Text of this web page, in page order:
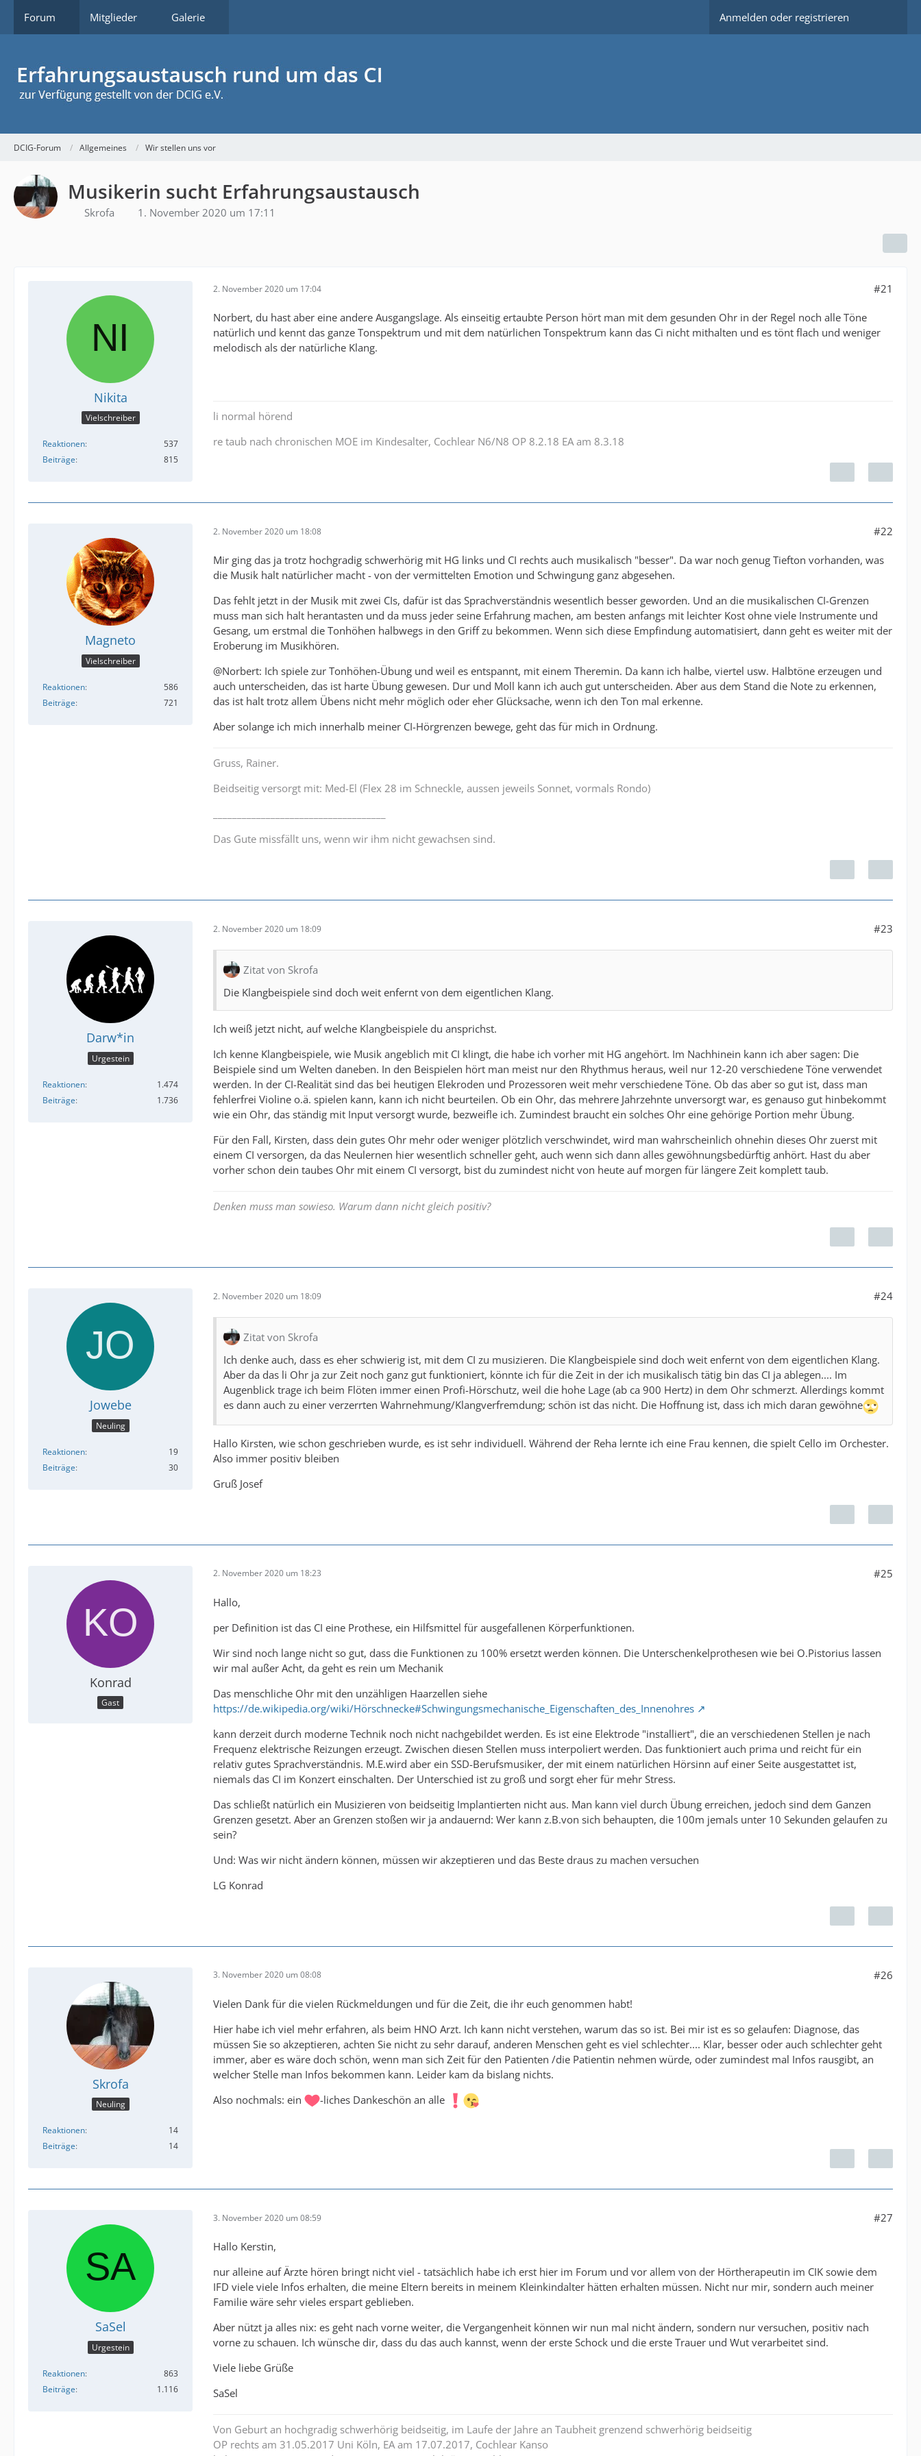
Forum Mitglieder Galerie Anmelden oder registrieren
DCIG-Forum Allgemeines Wir stellen uns vor
Musikerin sucht Erfahrungsaustausch
Skrofa 1. November 2020 um 17:11
Nikita
Vielschreiber
Reaktionen
537
Beiträge
815
2. November 2020 um 17:04 #21
Norbert, du hast aber eine andere Ausgangslage. Als einseitig ertaubte Person hört man mit dem gesunden Ohr in der Regel noch alle Töne
natürlich und kennt das ganze Tonspektrum und mit dem natürlichen Tonspektrum kann das Ci nicht mithalten und es tönt flach und weniger
melodisch als der natürliche Klang.
li normal hörend
re taub nach chronischen MOE im Kindesalter, Cochlear N6/N8 OP 8.2.18 EA am 8.3.18
Magneto
Vielschreiber
Reaktionen
586
Beiträge
721
2. November 2020 um 18:08 #22
Mir ging das ja trotz hochgradig schwerhörig mit HG links und CI rechts auch musikalisch "besser". Da war noch genug Tiefton vorhanden, was
die Musik halt natürlicher macht - von der vermittelten Emotion und Schwingung ganz abgesehen.
Das fehlt jetzt in der Musik mit zwei CIs, dafür ist das Sprachverständnis wesentlich besser geworden. Und an die musikalischen CI-Grenzen
muss man sich halt herantasten und da muss jeder seine Erfahrung machen, am besten anfangs mit leichter Kost ohne viele Instrumente und
Gesang, um erstmal die Tonhöhen halbwegs in den Griff zu bekommen. Wenn sich diese Empfindung automatisiert, dann geht es weiter mit der
Eroberung im Musikhören.
@Norbert: Ich spiele zur Tonhöhen-Übung und weil es entspannt, mit einem Theremin. Da kann ich halbe, viertel usw. Halbtöne erzeugen und
auch unterscheiden, das ist harte Übung gewesen. Dur und Moll kann ich auch gut unterscheiden. Aber aus dem Stand die Note zu erkennen,
das ist halt trotz allem Übens nicht mehr möglich oder eher Glücksache, wenn ich den Ton mal erkenne.
Aber solange ich mich innerhalb meiner CI-Hörgrenzen bewege, geht das für mich in Ordnung.
Gruss, Rainer.
Beidseitig versorgt mit: Med-El (Flex 28 im Schneckle, aussen jeweils Sonnet, vormals Rondo)
Das Gute missfällt uns, wenn wir ihm nicht gewachsen sind.
Darw*in
Urgestein
Reaktionen
1.474
Beiträge
1.736
2. November 2020 um 18:09 #23
Zitat von Skrofa
Die Klangbeispiele sind doch weit enfernt von dem eigentlichen Klang.
Ich weiß jetzt nicht, auf welche Klangbeispiele du ansprichst.
Ich kenne Klangbeispiele, wie Musik angeblich mit CI klingt, die habe ich vorher mit HG angehört. Im Nachhinein kann ich aber sagen: Die
Beispiele sind um Welten daneben. In den Beispielen hört man meist nur den Rhythmus heraus, weil nur 12-20 verschiedene Töne verwendet
werden. In der CI-Realität sind das bei heutigen Elekroden und Prozessoren weit mehr verschiedene Töne. Ob das aber so gut ist, dass man
fehlerfrei Violine o.ä. spielen kann, kann ich nicht beurteilen. Ob ein Ohr, das mehrere Jahrzehnte unversorgt war, es genauso gut hinbekommt
wie ein Ohr, das ständig mit Input versorgt wurde, bezweifle ich. Zumindest braucht ein solches Ohr eine gehörige Portion mehr Übung.
Für den Fall, Kirsten, dass dein gutes Ohr mehr oder weniger plötzlich verschwindet, wird man wahrscheinlich ohnehin dieses Ohr zuerst mit
einem CI versorgen, da das Neulernen hier wesentlich schneller geht, auch wenn sich dann alles gewöhnungsbedürftig anhört. Hast du aber
vorher schon dein taubes Ohr mit einem CI versorgt, bist du zumindest nicht von heute auf morgen für längere Zeit komplett taub.
Denken muss man sowieso. Warum dann nicht gleich positiv?
Jowebe
Neuling
Reaktionen
19
Beiträge
30
2. November 2020 um 18:09 #24
Zitat von Skrofa
Ich denke auch, dass es eher schwierig ist, mit dem CI zu musizieren. Die Klangbeispiele sind doch weit enfernt von dem eigentlichen Klang.
Aber da das li Ohr ja zur Zeit noch ganz gut funktioniert, könnte ich für die Zeit in der ich musikalisch tätig bin das CI ja ablegen.... Im
Augenblick trage ich beim Flöten immer einen Profi-Hörschutz, weil die hohe Lage (ab ca 900 Hertz) in dem Ohr schmerzt. Allerdings kommt
es dann auch zu einer verzerrten Wahrnehmung/Klangverfremdung; schön ist das nicht. Die Hoffnung ist, dass ich mich daran gewöhne
Hallo Kirsten, wie schon geschrieben wurde, es ist sehr individuell. Während der Reha lernte ich eine Frau kennen, die spielt Cello im Orchester.
Also immer positiv bleiben
Gruß Josef
Konrad
Gast
2. November 2020 um 18:23 #25
Hallo,
per Definition ist das CI eine Prothese, ein Hilfsmittel für ausgefallenen Körperfunktionen.
Wir sind noch lange nicht so gut, dass die Funktionen zu 100% ersetzt werden können. Die Unterschenkelprothesen wie bei O.Pistorius lassen
wir mal außer Acht, da geht es rein um Mechanik
Das menschliche Ohr mit den unzähligen Haarzellen siehe
https://de.wikipedia.org/wiki/Hörschnecke#Schwingungsmechanische_Eigenschaften_des_Innenohres
kann derzeit durch moderne Technik noch nicht nachgebildet werden. Es ist eine Elektrode "installiert", die an verschiedenen Stellen je nach
Frequenz elektrische Reizungen erzeugt. Zwischen diesen Stellen muss interpoliert werden. Das funktioniert auch prima und reicht für ein
relativ gutes Sprachverständnis. M.E.wird aber ein SSD-Berufsmusiker, der mit einem natürlichen Hörsinn auf einer Seite ausgestattet ist,
niemals das CI im Konzert einschalten. Der Unterschied ist zu groß und sorgt eher für mehr Stress.
Das schließt natürlich ein Musizieren von beidseitig Implantierten nicht aus. Man kann viel durch Übung erreichen, jedoch sind dem Ganzen
Grenzen gesetzt. Aber an Grenzen stoßen wir ja andauernd: Wer kann z.B.von sich behaupten, die 100m jemals unter 10 Sekunden gelaufen zu
sein?
Und: Was wir nicht ändern können, müssen wir akzeptieren und das Beste draus zu machen versuchen
LG Konrad
Skrofa
Neuling
Reaktionen
14
Beiträge
14
3. November 2020 um 08:08 #26
Vielen Dank für die vielen Rückmeldungen und für die Zeit, die ihr euch genommen habt!
Hier habe ich viel mehr erfahren, als beim HNO Arzt. Ich kann nicht verstehen, warum das so ist. Bei mir ist es so gelaufen: Diagnose, das
müssen Sie so akzeptieren, achten Sie nicht zu sehr darauf, anderen Menschen geht es viel schlechter.... Klar, besser oder auch schlechter geht
immer, aber es wäre doch schön, wenn man sich Zeit für den Patienten /die Patientin nehmen würde, oder zumindest mal Infos rausgibt, an
welcher Stelle man Infos bekommen kann. Leider kam da bislang nichts.
Also nochmals: ein
-liches Dankeschön an alle
SaSel
Urgestein
Reaktionen
863
Beiträge
1.116
3. November 2020 um 08:59 #27
Hallo Kerstin,
nur alleine auf Ärzte hören bringt nicht viel - tatsächlich habe ich erst hier im Forum und vor allem von der Hörtherapeutin im CIK sowie dem
IFD viele viele Infos erhalten, die meine Eltern bereits in meinem Kleinkindalter hätten erhalten müssen. Nicht nur mir, sondern auch meiner
Familie wäre sehr vieles erspart geblieben.
Aber nützt ja alles nix: es geht nach vorne weiter, die Vergangenheit können wir nun mal nicht ändern, sondern nur versuchen, positiv nach
vorne zu schauen. Ich wünsche dir, dass du das auch kannst, wenn der erste Schock und die erste Trauer und Wut verarbeitet sind.
Viele liebe Grüße
SaSel
Von Geburt an hochgradig schwerhörig beidseitig, im Laufe der Jahre an Taubheit grenzend schwerhörig beidseitig
OP rechts am 31.05.2017 Uni Köln, EA am 17.07.2017, Cochlear Kanso